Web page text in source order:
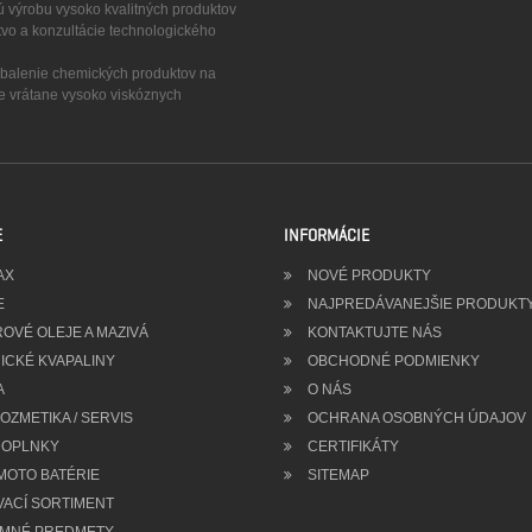
výrobu vysoko kvalitných produktov
a konzultácie technologického
chemických produktov na
vrátane vysoko viskóznych
OLEJE A MAZIVÁ
KVAPALINY
/ SERVIS
BATÉRIE
SORTIMENT
INFORMÁCIE
NOVÉ PRODUKTY
NAJPREDÁVANEJŠIE
KONTAKTUJTE NÁS
OBCHODNÉ PODMIENKY
O NÁS
OCHRANA OSOBNÝCH ÚDAJOV
CERTIFIKÁTY
SITEMAP